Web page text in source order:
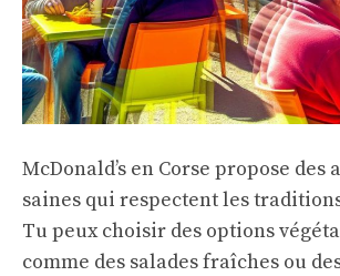
McDonald’s en Corse propose
saines qui respectent les
Tu peux choisir des options
comme des salades fraîches ou